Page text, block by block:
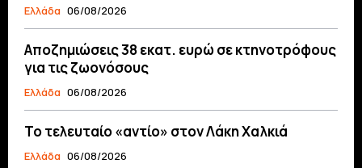
Ελλάδα 06/08/2026
Αποζημιώσεις 38 εκατ. ευρώ σε κτηνοτρόφους
για τις ζωονόσους
Ελλάδα 06/08/2026
Το τελευταίο «αντίο» στον Λάκη Χαλκιά
Ελλάδα 06/08/2026